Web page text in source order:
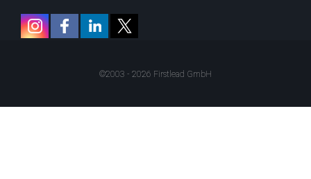
©2003 - 2026 Firstlead GmbH